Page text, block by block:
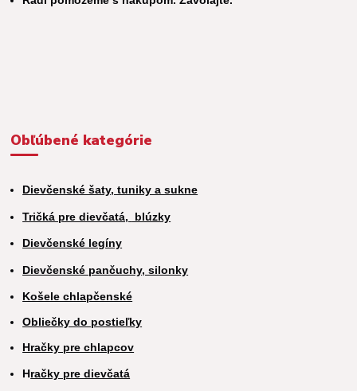
Obľúbené kategórie
Dievčenské šaty, tuniky a sukne
Tričká pre dievčatá, blúzky
Dievčenské legíny
Dievčenské pančuchy, silonky
Košele chlapčenské
Obliečky do postieľky
Hračky pre chlapcov
Hračky pre dievčatá